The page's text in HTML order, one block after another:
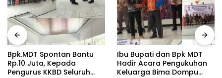
Bpk.MDT Spontan Bantu
Rp.10 Juta, Kepada
Pengurus KKBD Seluruh
Ibu Bupati dan Bpk MDT
Hadir Acara Pengukuhan
Keluarga Bima Dompu